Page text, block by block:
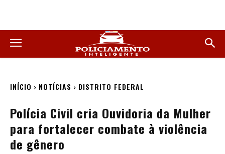
INÍCIO NOTÍCIAS DISTRITO FEDERAL
Polícia Civil cria Ouvidoria da Mulher
para fortalecer combate à violência
de gênero